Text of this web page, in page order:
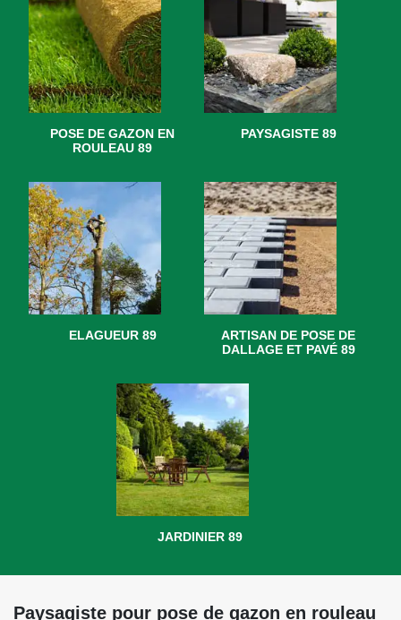
POSE DE GAZON EN
ROULEAU 89
PAYSAGISTE 89
ELAGUEUR 89
ARTISAN DE POSE DE
DALLAGE ET PAVÉ 89
JARDINIER 89
Paysagiste pour pose de gazon en rouleau